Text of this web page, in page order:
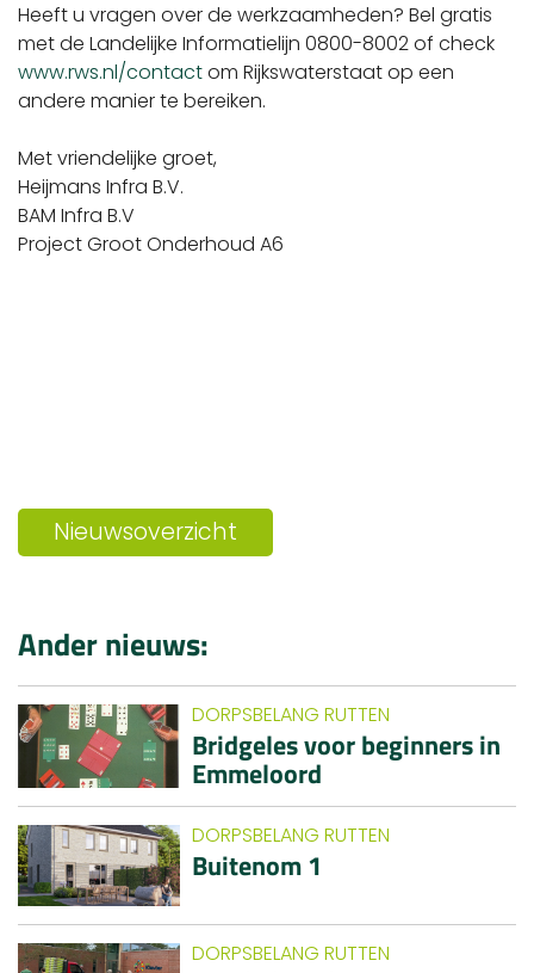
Heeft u vragen over de werkzaamheden? Bel gratis
met de Landelijke Informatielijn 0800-8002 of check
www.rws.nl/contactom Rijkswaterstaat op een
andere manier te bereiken.
Met vriendelijke groet,
Heijmans Infra B.V.
BAM Infra B.V
Project Groot Onderhoud A6
Nieuwsoverzicht
Ander nieuws:
DORPSBELANG RUTTEN
Bridgeles voor beginners in
Emmeloord
DORPSBELANG RUTTEN
Buitenom 1
DORPSBELANG RUTTEN